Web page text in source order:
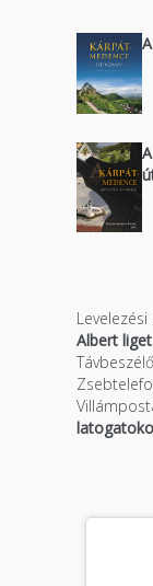
Levelezési
Albert